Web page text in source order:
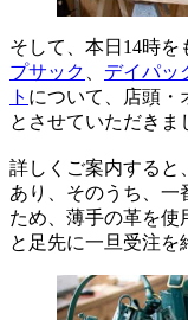
そして、本日14時を
プサック
デイパッ
ト について、店頭・
とさせていただきま
詳しくご案内すると
あり、そのうち、一
ため、薄手の革を使
と足先に一旦受注を